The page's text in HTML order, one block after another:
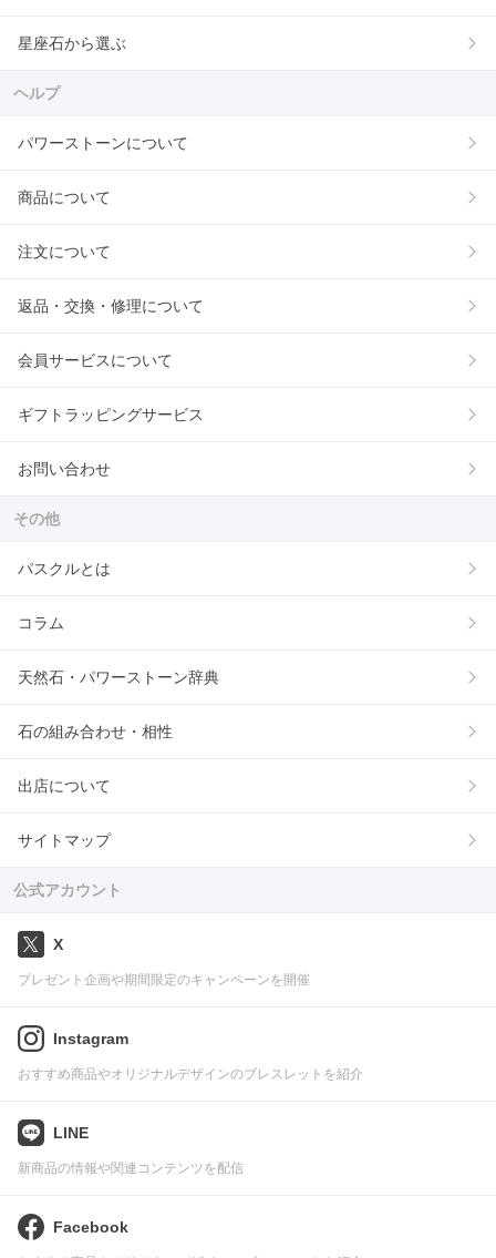
星座石から選ぶ
ヘルプ
パワーストーンについて
商品について
注文について
返品・交換・修理について
会員サービスについて
ギフトラッピングサービス
お問い合わせ
その他
パスクルとは
コラム
天然石・パワーストーン辞典
石の組み合わせ・相性
出店について
サイトマップ
公式アカウント
X
プレゼント企画や期間限定のキャンペーンを開催
Instagram
おすすめ商品やオリジナルデザインのブレスレットを紹介
LINE
新商品の情報や関連コンテンツを配信
Facebook